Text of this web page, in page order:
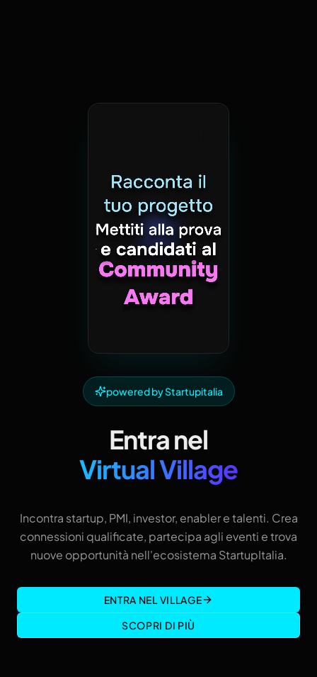
powered by Startupitalia
Entra nel
Virtual Village
Incontra startup, PMI, investor, enabler e talenti. Crea
connessioni qualificate, partecipa agli eventi e trova
nuove opportunità nell'ecosistema StartupItalia.
ENTRA NEL VILLAGE
SCOPRI DI PIÙ